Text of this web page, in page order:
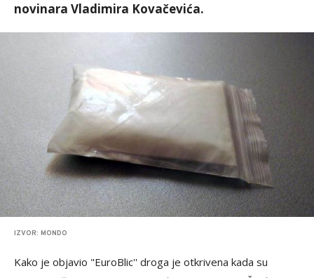
novinara Vladimira Kovačevića.
IZVOR: MONDO
Kako je objavio "EuroBlic'' droga je otkrivena kada su